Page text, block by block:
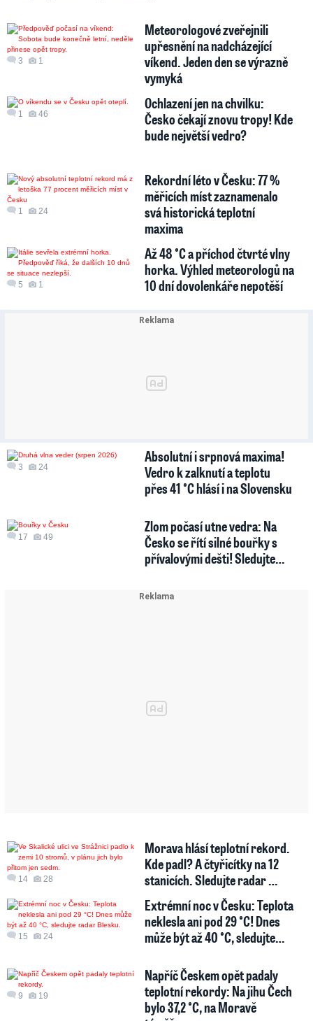
3 1
Meteorologové zveřejnili
upřesnění na nadcházející
víkend. Jeden den se výrazně
vymyká
1 46
Ochlazení jen na chvilku:
Česko čekají znovu tropy! Kde
bude největší vedro?
1 24
Rekordní léto v Česku: 77 %
měřicích míst zaznamenalo
svá historická teplotní
maxima
5 1
Až 48 °C a příchod čtvrté vlny
horka. Výhled meteorologů na
10 dní dovolenkáře nepotěší
3 24
Absolutní i srpnová maxima!
Vedro k zalknutí a teplotu
přes 41 °C hlásí i na Slovensku
17 49
Zlom počasí utne vedra: Na
Česko se řítí silné bouřky s
přívalovými dešti! Sledujte…
14 28
Morava hlásí teplotní rekord.
Kde padl? A čtyřicítky na 12
stanicích. Sledujte radar …
15 24
Extrémní noc v Česku: Teplota
neklesla ani pod 29 °C! Dnes
může být až 40 °C, sledujte…
9 19
Napříč Českem opět padaly
teplotní rekordy: Na jihu Čech
bylo 37,2 °C, na Moravě